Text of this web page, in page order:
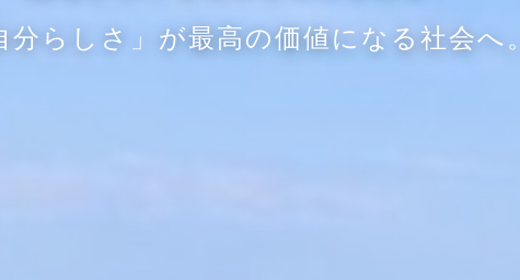
分らしさ」が最高の価値になる社会へ。